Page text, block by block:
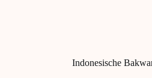
Indonesische